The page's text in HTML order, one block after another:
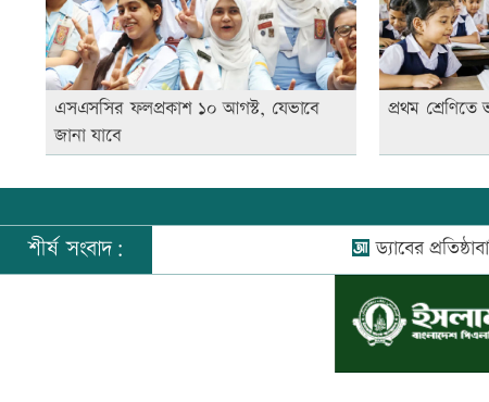
এসএসসির ফলপ্রকাশ ১০ আগস্ট, যেভাবে
জানা যাবে
প্রথম শ্রেণিতে
শীর্ষ সংবাদ: ড্যাবের প্রতিষ্ঠাবার্ষিকীতে